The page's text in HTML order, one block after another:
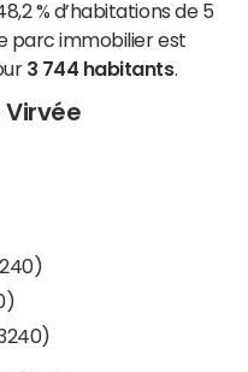
% d’habitations de 5
parc immobilier est
3 744 habitants.
Virvée